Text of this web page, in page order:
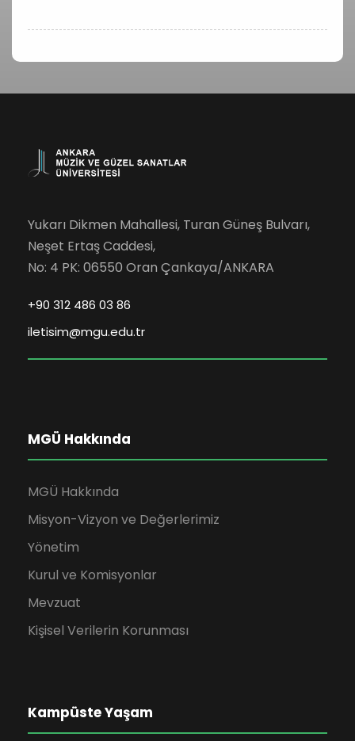
Yukarı Dikmen Mahallesi, Turan Güneş Bulvarı,
Neşet Ertaş Caddesi,
No: 4 PK: 06550 Oran Çankaya/ANKARA
+90 312 486 03 86
iletisim@mgu.edu.tr
MGÜ Hakkında
MGÜ Hakkında
Misyon-Vizyon ve Değerlerimiz
Yönetim
Kurul ve Komisyonlar
Mevzuat
Kişisel Verilerin Korunması
Kampüste Yaşam